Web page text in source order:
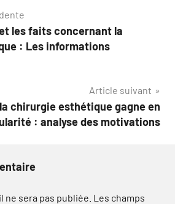
les faits concernant la
: Les informations
Article suivant
chirurgie esthétique gagne en
: analyse des motivations
ne sera pas publiée. Les champs